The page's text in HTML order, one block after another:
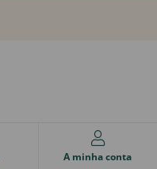
A minha conta